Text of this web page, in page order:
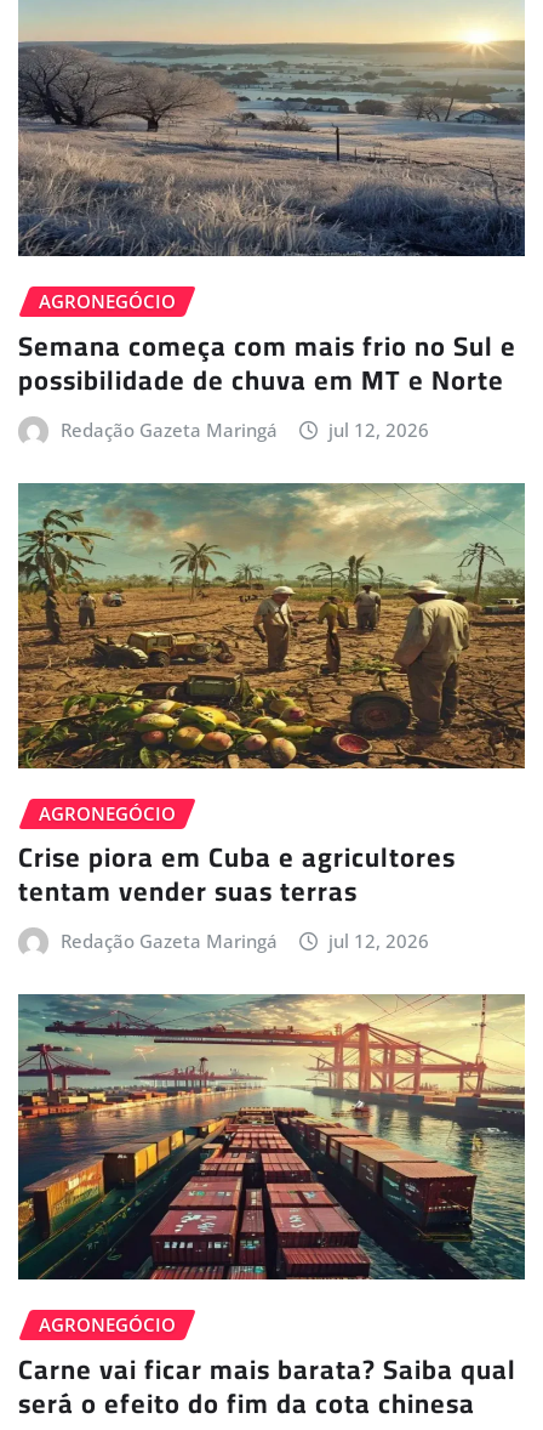
AGRONEGÓCIO
Semana começa com mais frio no Sul e
possibilidade de chuva em MT e Norte
Redação Gazeta Maringá jul 12, 2026
AGRONEGÓCIO
Crise piora em Cuba e agricultores
tentam vender suas terras
Redação Gazeta Maringá jul 12, 2026
AGRONEGÓCIO
Carne vai ficar mais barata? Saiba qual
será o efeito do fim da cota chinesa